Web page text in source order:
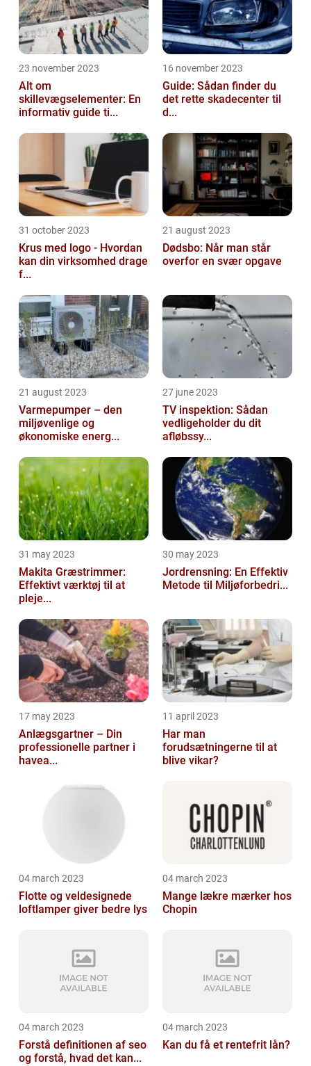
23 november 2023
Alt om
skillevægselementer: En
informativ guide ti...
16 november 2023
Guide: Sådan finder du
det rette skadecenter til
d...
31 october 2023
Krus med logo - Hvordan
kan din virksomhed drage
f...
21 august 2023
Dødsbo: Når man står
overfor en svær opgave
21 august 2023
Varmepumper – den
miljøvenlige og
økonomiske energ...
27 june 2023
TV inspektion: Sådan
vedligeholder du dit
afløbssy...
31 may 2023
Makita Græstrimmer:
Effektivt værktøj til at
pleje...
30 may 2023
Jordrensning: En Effektiv
Metode til Miljøforbedri...
17 may 2023
Anlægsgartner – Din
professionelle partner i
havea...
11 april 2023
Har man
forudsætningerne til at
blive vikar?
04 march 2023
Flotte og veldesignede
loftlamper giver bedre lys
04 march 2023
Mange lækre mærker hos
Chopin
04 march 2023
Forstå definitionen af seo
og forstå, hvad det kan...
04 march 2023
Kan du få et rentefrit lån?